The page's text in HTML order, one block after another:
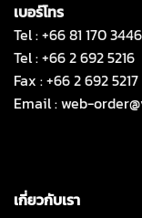
เบอร์โทร
Tel : +66 81 170
Tel : +66 2 692 5216
Fax : +66 2 692 5217
Email :web-
เกี่ยวกับเรา